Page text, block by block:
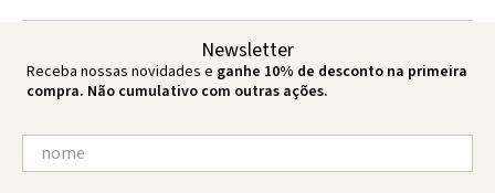
Newsletter
Receba nossas novidades e ganhe 10% de desconto na primeira
compra. Não cumulativo com outras ações.